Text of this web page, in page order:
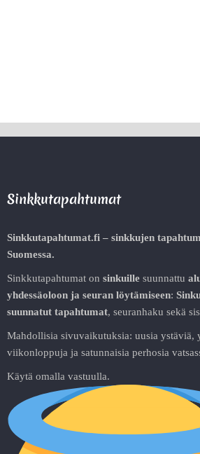
Sinkkutapahtumat
Sinkkutapahtumat.fi – sinkkujen
Suomessa.
Sinkkutapahtumat on sinkuille suunnattu
yhdessäoloon ja seuran löytämiseen:
suunnatut tapahtumat, seuranhaku sekä
Mahdollisia sivuvaikutuksia: uusia ystäviä,
viikonloppuja ja satunnaisia perhosia
Käytä omalla vastuulla.